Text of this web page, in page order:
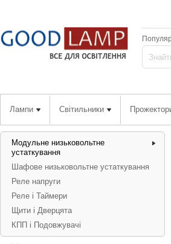
Лампи Світильники
Модульне низьковольтне
устаткування
Шафове низьковольтне устаткування
Реле напруги
Реле і Таймери
Щити і Дверцята
КПП і Подовжувачі